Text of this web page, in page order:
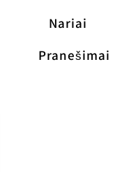
Nariai
Pranešimai